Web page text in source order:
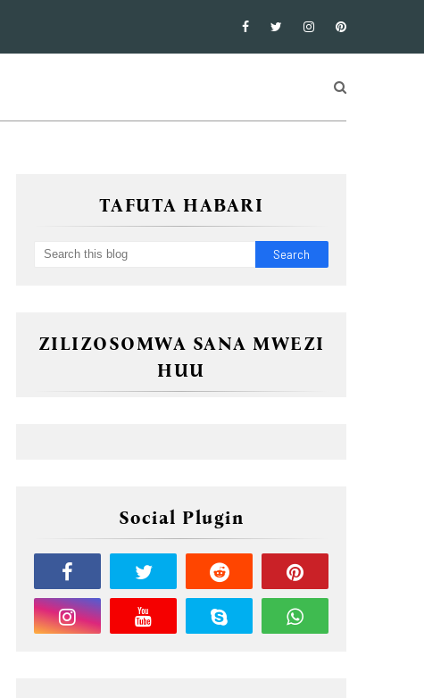
TAFUTA HABARI
ZILIZOSOMWA SANA MWEZI
HUU
Social Plugin